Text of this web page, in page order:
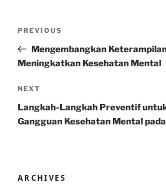
Previous
Post
PREVIOUS
Mengembangkan
Meningkatkan Kesehatan Mental
Next
Post
NEXT
Langkah-Langkah Preventif
Gangguan Kesehatan Mental
ARCHIVES